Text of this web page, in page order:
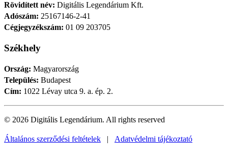
Rövidített név: Digitális Legendárium Kft.
Adószám: 25167146-2-41
Cégjegyzékszám: 01 09 203705
Székhely
Ország: Magyarország
Település: Budapest
Cím: 1022 Lévay utca 9. a. ép. 2.
© 2026 Digitális Legendárium. All rights reserved
Általános szerződési feltételek | Adatvédelmi tájékoztató